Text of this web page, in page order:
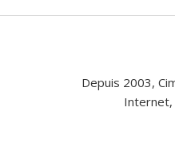
Depuis 2003,
Internet,